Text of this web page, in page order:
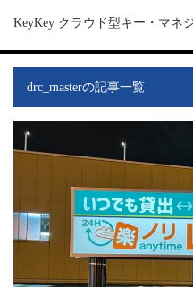
KeyKey クラウド型キー・マネ
drc_masterの記事一覧